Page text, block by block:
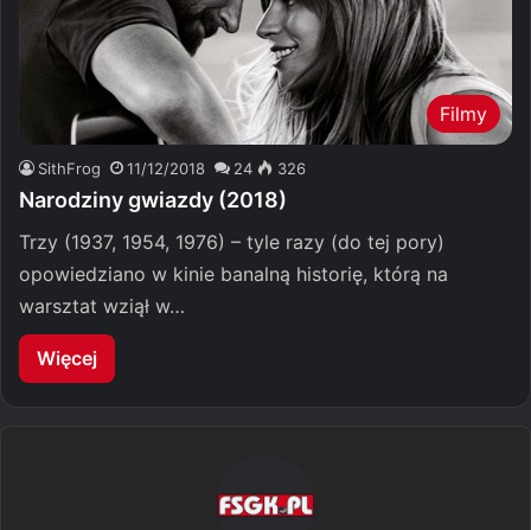
Filmy
SithFrog 11/12/2018 24 326
Narodziny gwiazdy (2018)
Trzy (1937, 1954, 1976) – tyle razy (do tej pory)
opowiedziano w kinie banalną historię, którą na
warsztat wziął w…
Więcej